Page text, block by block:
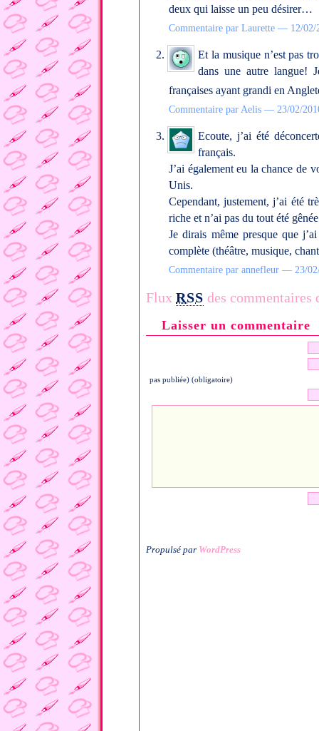
deux qui laisse un peu désirer…
Commentaire par Laurette — 12/
Et la musique n’est pas
dans une autre langue!
françaises ayant grandi en
Commentaire par Aelis — 23/02/
Ecoute, j’ai été
français.
J’ai également eu la chance de
Unis.
Cependant, justement, j’ai été
riche et n’ai pas du tout été
Je dirais même presque que
complète (théâtre, musique,
Commentaire par annefleur — 23/
Flux RSS des commentaires
Laisser un commentaire
pas publiée) (obligatoire)
Propulsé par WordPress